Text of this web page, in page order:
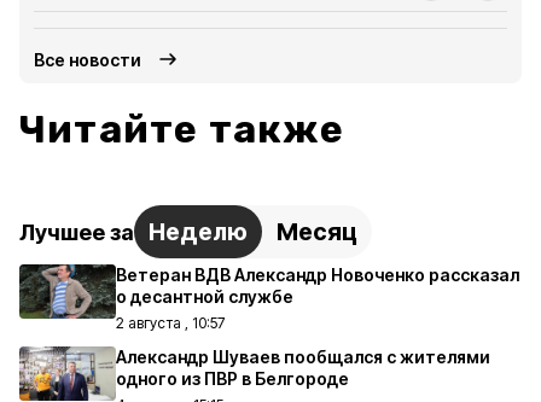
Все новости
Читайте также
Лучшее за Неделю Месяц
Ветеран ВДВ Александр Новоченко рассказал
о десантной службе
2 августа , 10:57
Александр Шуваев пообщался с жителями
одного из ПВР в Белгороде